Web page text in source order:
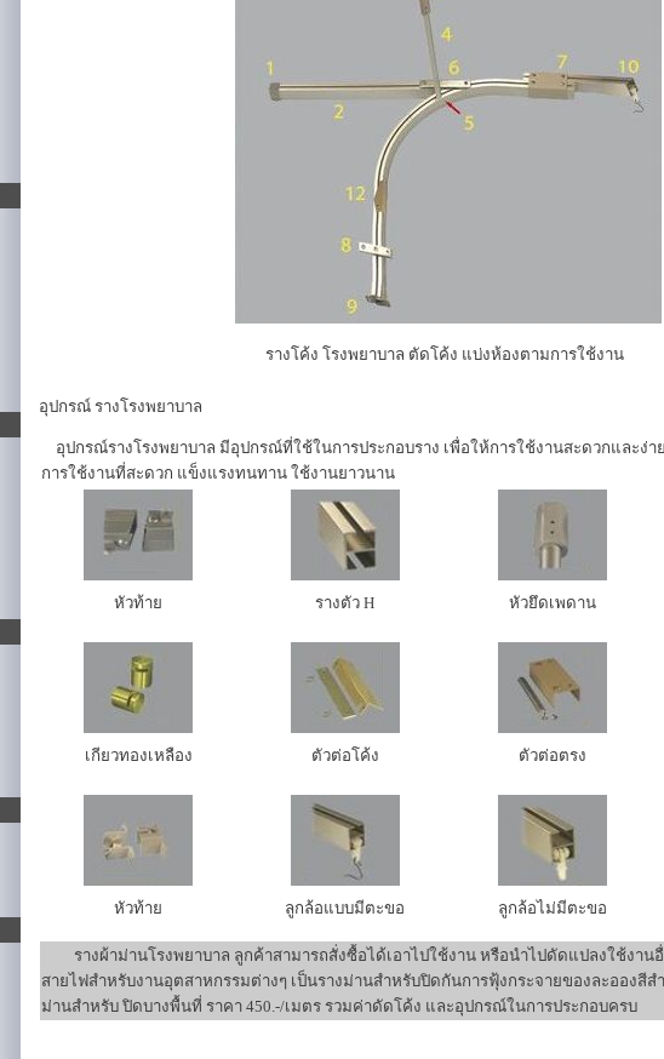
รางโค้ง โรงพยาบาล ตัดโค้ง แบ่งห้องตามการใช้งาน
อุปกรณ์ รางโรงพยาบาล
อุปกรณ์รางโรงพยาบาล มีอุปกรณ์ที่ใช้ในการประกอบราง เพื่อให้การใช้งานสะดวกและง่
การใช้งานที่สะดวก แข็งแรงทนทาน ใช้งานยาวนาน
หัวท้าย รางตัว H หัวยึดเพดาน
เกียวทองเหลือง ตัวต่อโค้ง ตัวต่อตรง
หัวท้าย ลูกล้อแบบมีตะขอ ลูกล้อไม่มีตะขอ
รางผ้าม่านโรงพยาบาล ลูกค้าสามารถสั่งซื้อได้เอาไปใช้งาน หรือนำไปดัดแปลงใช้งาน
สายไฟสำหรับงานอุตสาหกรรมต่างๆ เป็นรางม่านสำหรับปิดกันการฟุ้งกระจายของละอองสีส
ม่านสำหรับ ปิดบางพื้นที่ ราคา 450.-/เมตร รวมค่าดัดโค้ง และอุปกรณ์ในการประกอบครบ